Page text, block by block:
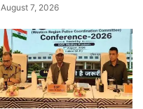
August 7, 2026